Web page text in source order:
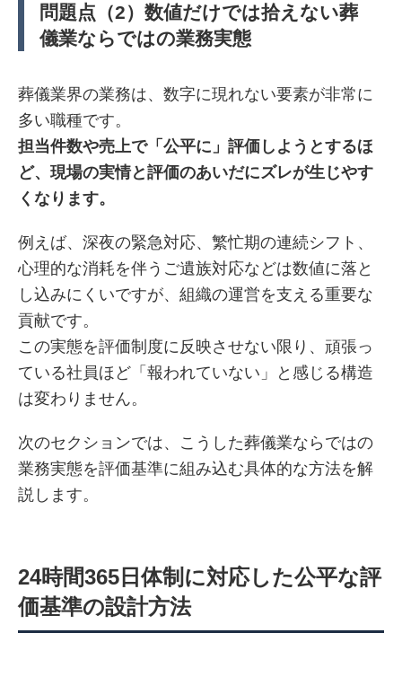
問題点（2）数値だけでは拾えない葬
儀業ならではの業務実態
葬儀業界の業務は、数字に現れない要素が非常に
多い職種です。
担当件数や売上で「公平に」評価しようとするほ
ど、現場の実情と評価のあいだにズレが生じやす
くなります。
例えば、深夜の緊急対応、繁忙期の連続シフト、
心理的な消耗を伴うご遺族対応などは数値に落と
し込みにくいですが、組織の運営を支える重要な
貢献です。
この実態を評価制度に反映させない限り、頑張っ
ている社員ほど「報われていない」と感じる構造
は変わりません。
次のセクションでは、こうした葬儀業ならではの
業務実態を評価基準に組み込む具体的な方法を解
説します。
24時間365日体制に対応した公平な評
価基準の設計方法